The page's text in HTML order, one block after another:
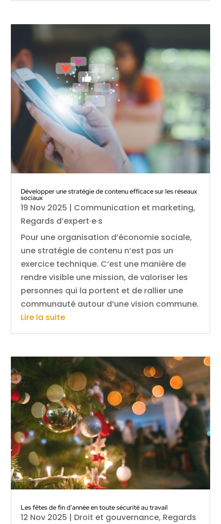
Développer une stratégie de contenu efficace sur les réseaux
sociaux
19 Nov 2025 | Communication et marketing,
Regards d’expert·e·s
Pour une organisation d’économie sociale,
une stratégie de contenu n’est pas un
exercice technique. C’est une manière de
rendre visible une mission, de valoriser les
personnes qui la portent et de rallier une
communauté autour d’une vision commune.
Lire la suite
Les fêtes de fin d’année en toute sécurité au travail
12 Nov 2025 | Droit et gouvernance, Regards